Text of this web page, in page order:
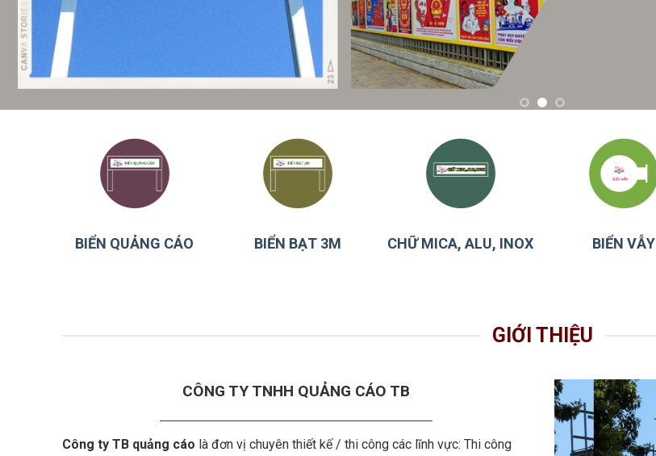
BIỂN QUẢNG CÁO BIỂN BẠT 3M CHỮ MICA, ALU, INOX BIỂN VẪY
GIỚI THIỆU
CÔNG TY TNHH QUẢNG CÁO TB
Công ty TB quảng cáo là đơn vị chuyên thiết kế / thi công các lĩnh vực: Thi công